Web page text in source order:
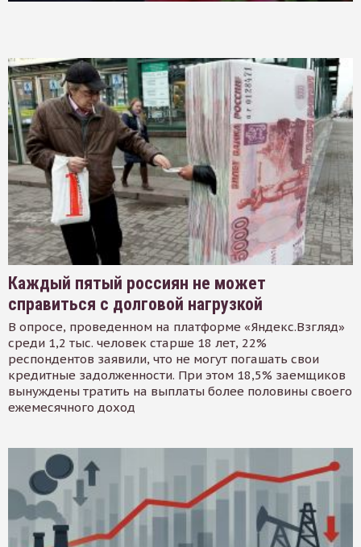
Каждый пятый россиян не может
справиться с долговой нагрузкой
В опросе, проведенном на платформе «Яндекс.Взгляд»
среди 1,2 тыс. человек старше 18 лет, 22%
респондентов заявили, что не могут погашать свои
кредитные задолженности. При этом 18,5% заемщиков
вынуждены тратить на выплаты более половины своего
ежемесячного доход